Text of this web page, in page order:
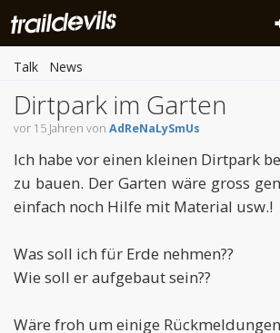
Talk News
Dirtpark im Garten
vor 15 Jahren von AdReNaLySmUs
Ich habe vor einen kleinen Dirtpark
zu bauen. Der Garten wäre gross
einfach noch Hilfe mit Material usw.!
Was soll ich für Erde nehmen??
Wie soll er aufgebaut sein??
Wäre froh um einige